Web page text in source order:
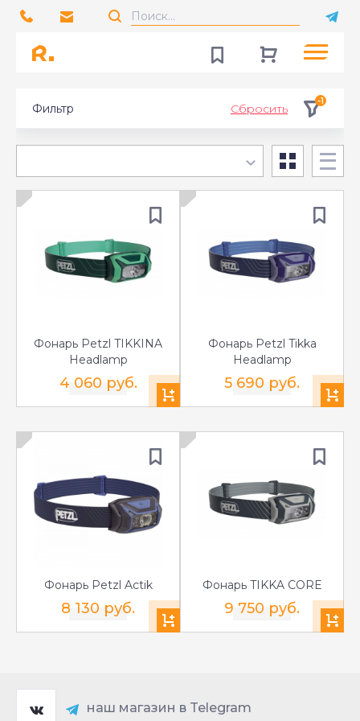
Фильтр Сбросить
-1
Фонарь Petzl TIKKINA
Headlamp
4 060 руб.
Фонарь Petzl Tikka
Headlamp
5 690 руб.
Фонарь Petzl Actik
8 130 руб.
Фонарь TIKKA CORE
9 750 руб.
наш магазин в Telegram